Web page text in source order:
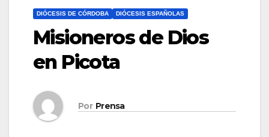
DIÓCESIS DE CÓRDOBA DIÓCESIS ESPAÑOLAS
Misioneros de Dios
en Picota
Por Prensa